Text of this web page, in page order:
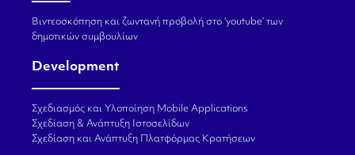
Βιντεοσκόπηση και ζωντανή προβολή στο ‘youtube’ των
δημοτικών συμβουλίων
Development
Σχεδιασμός και Υλοποίηση Mobile Applications
Σχεδίαση & Ανάπτυξη Ιστοσελίδων
Σχεδίαση και Ανάπτυξη Πλατφόρμας Κρατήσεων